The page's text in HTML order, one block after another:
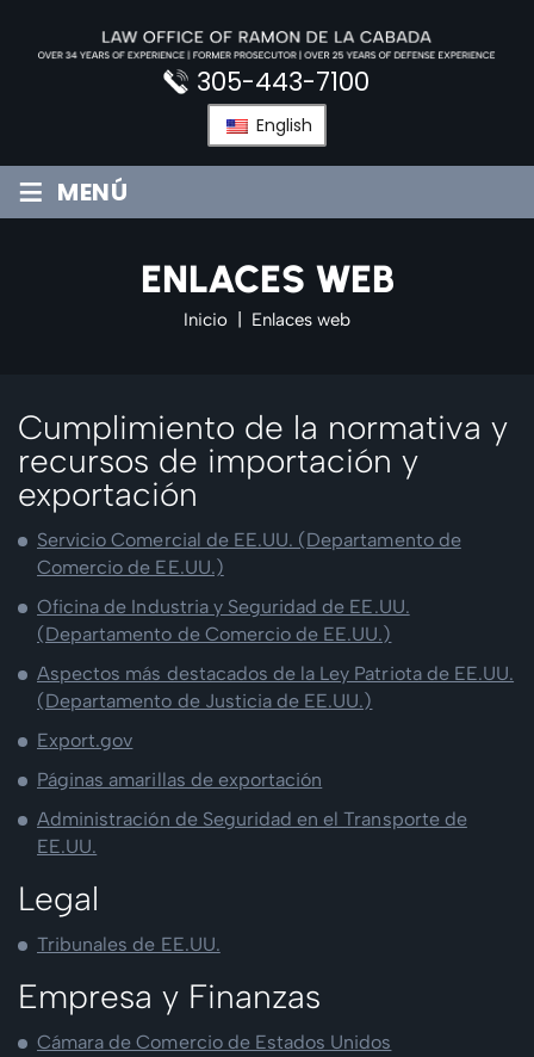
305-443-7100
English
≡ MENÚ
ENLACES WEB
Inicio Enlaces web
Cumplimiento de la normativa y
recursos de importación y
exportación
Servicio Comercial de EE.UU. (Departamento de
Comercio de EE.UU.)
Oficina de Industria y Seguridad de EE.UU.
(Departamento de Comercio de EE.UU.)
Aspectos más destacados de la Ley Patriota de EE.UU.
(Departamento de Justicia de EE.UU.)
Export.gov
Páginas amarillas de exportación
Administración de Seguridad en el Transporte de
EE.UU.
Legal
Tribunales de EE.UU.
Empresa y Finanzas
Cámara de Comercio de Estados Unidos